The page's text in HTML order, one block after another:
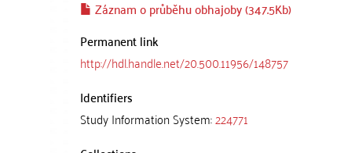
Záznam o průběhu obhajoby (347.5Kb)
Permanent link
http://hdl.handle.net/20.500.11956/148757
Identifiers
Study Information System:224771